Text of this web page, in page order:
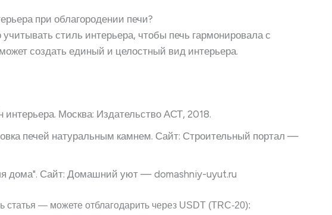
при облагородении печи?
стиль интерьера, чтобы печь гармонировала с
создать единый и целостный вид интерьера.
интерьера. Москва: Издательство АСТ, 2018.
печей натуральным камнем. Сайт: Строительный портал —
дома". Сайт: Домашний уют — domashniy-uyut.ru
статья — можете отблагодарить через USDT (TRC-20):